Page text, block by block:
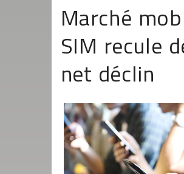
Marché
SIM recule
net déclin